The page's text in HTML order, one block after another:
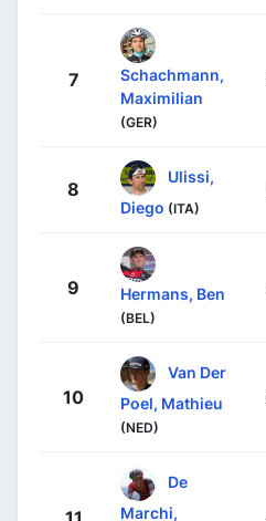
7
Schachmann,
Maximilian
(GER)
8
Ulissi,
Diego (ITA)
9 Hermans, Ben
(BEL)
10
Van Der
Poel, Mathieu
(NED)
De
Marchi,